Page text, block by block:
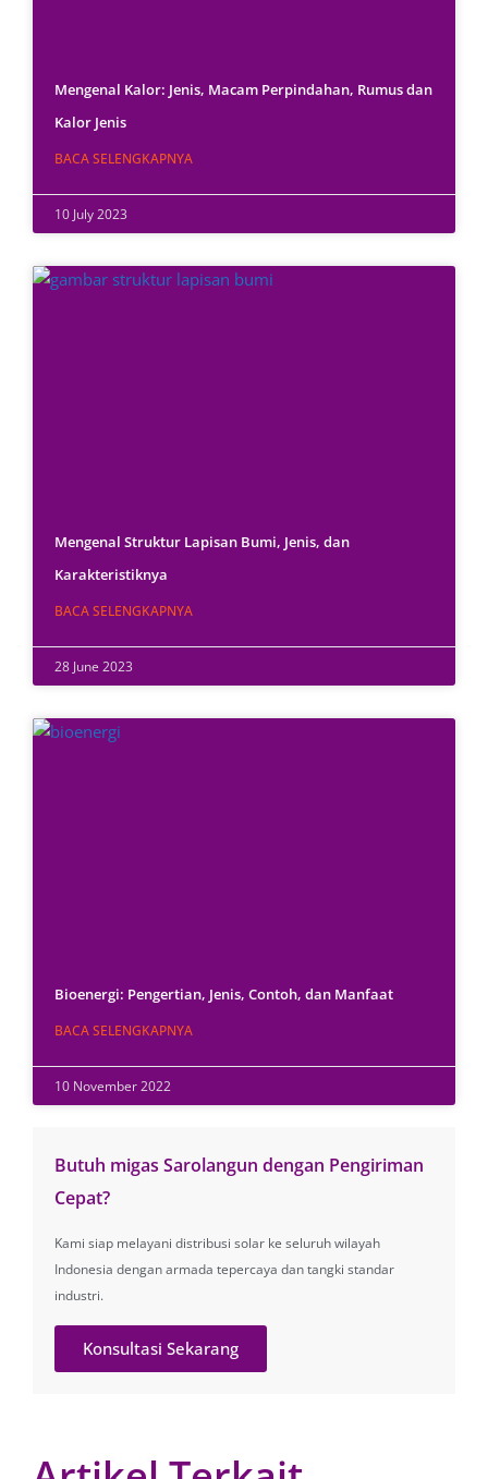
Mengenal Kalor: Jenis, Macam Perpindahan, Rumus dan
Kalor Jenis
BACA SELENGKAPNYA
10 July 2023
Mengenal Struktur Lapisan Bumi, Jenis, dan
Karakteristiknya
BACA SELENGKAPNYA
28 June 2023
Bioenergi: Pengertian, Jenis, Contoh, dan Manfaat
BACA SELENGKAPNYA
10 November 2022
Butuh migas Sarolangun dengan Pengiriman
Cepat?
Kami siap melayani distribusi solar ke seluruh wilayah
Indonesia dengan armada tepercaya dan tangki standar
industri.
Konsultasi Sekarang